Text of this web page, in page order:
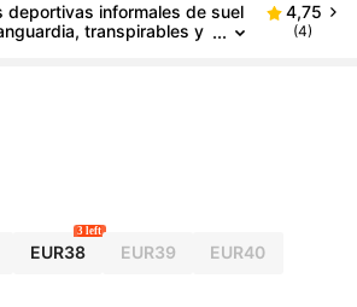
deportivas informales de suel
transpirables y
4,75
(4)
EUR38
3 left
EUR39 EUR40